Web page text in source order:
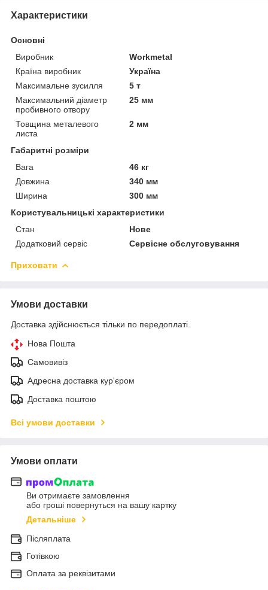
Характеристики
Основні
Виробник
Workmetal
Країна виробник
Україна
Максимальне зусилля
5 т
Максимальний діаметр
пробивного отвору
25 мм
Товщина металевого
листа
2 мм
Габаритні розміри
Вага
46 кг
Довжина
340 мм
Ширина
300 мм
Користувальницькі характеристики
Стан
Нове
Додатковий сервіс
Сервісне обслуговування
Приховати
Умови доставки
Доставка здійснюється тільки по передоплаті.
Нова Пошта
Самовивіз
Адресна доставка кур'єром
Доставка поштою
Всі умови доставки
Умови оплати
Ви отримаєте замовлення
або гроші повернуться на вашу картку
Детальніше
Післяплата
Готівкою
Оплата за реквізитами